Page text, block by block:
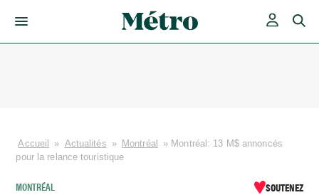
Accueil » Actualités » Montréal » Montréal: 13 M$ annoncés
pour la relance touristique
MONTRÉAL SOUTENEZ